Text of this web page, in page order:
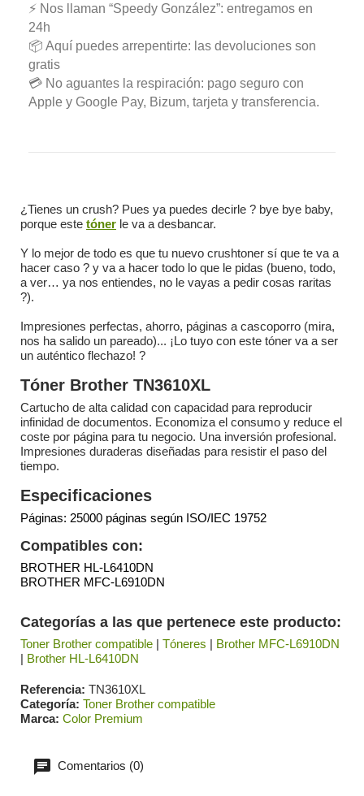
⚡ Nos llaman “Speedy González”: entregamos en
24h
📦 Aquí puedes arrepentirte: las devoluciones son
gratis
💳 No aguantes la respiración: pago seguro con
Apple y Google Pay, Bizum, tarjeta y transferencia.
¿Tienes un crush? Pues ya puedes decirle ? bye bye baby,
porque este tóner le va a desbancar.
Y lo mejor de todo es que tu nuevo crushtoner sí que te va a
hacer caso ? y va a hacer todo lo que le pidas (bueno, todo,
a ver… ya nos entiendes, no le vayas a pedir cosas raritas
?).
Impresiones perfectas, ahorro, páginas a cascoporro (mira,
nos ha salido un pareado)... ¡Lo tuyo con este tóner va a ser
un auténtico flechazo! ?
Tóner Brother TN3610XL
Cartucho de alta calidad con capacidad para reproducir
infinidad de documentos. Economiza el consumo y reduce el
coste por página para tu negocio. Una inversión profesional.
Impresiones duraderas diseñadas para resistir el paso del
tiempo.
Especificaciones
Páginas: 25000 páginas según ISO/IEC 19752
Compatibles con:
BROTHER HL-L6410DN
BROTHER MFC-L6910DN
Categorías a las que pertenece este producto:
Toner Brother compatible | Tóneres | Brother MFC-L6910DN
| Brother HL-L6410DN
Referencia TN3610XL
Categoría Toner Brother compatible
Marca Color Premium
Comentarios (0)